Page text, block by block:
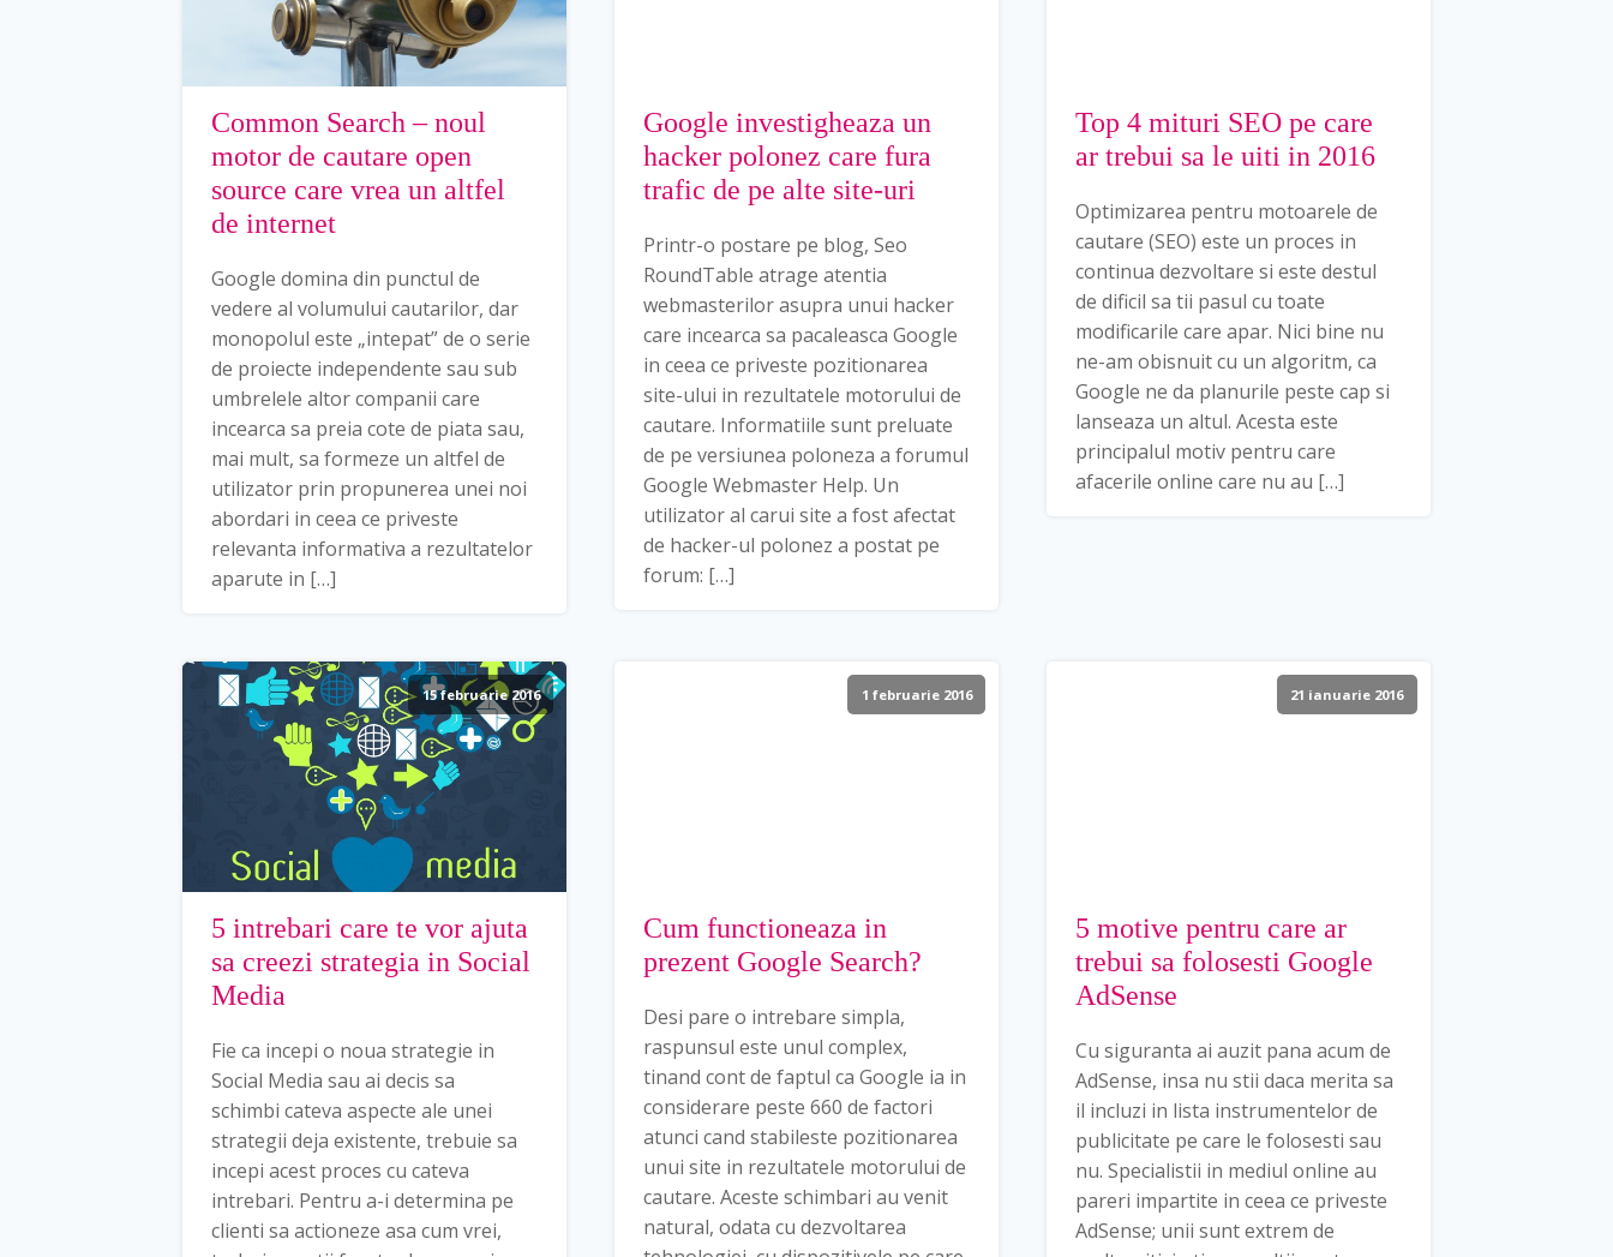
Common Search – noul
motor de cautare open
source care vrea un altfel
de internet
Google domina din punctul de
vedere al volumului cautarilor, dar
monopolul este „intepat” de o serie
de proiecte independente sau sub
umbrelele altor companii care
incearca sa preia cote de piata sau,
mai mult, sa formeze un altfel de
utilizator prin propunerea unei noi
abordari in ceea ce priveste
relevanta informativa a rezultatelor
aparute in […]
Google investigheaza un
hacker polonez care fura
trafic de pe alte site-uri
Printr-o postare pe blog, Seo
RoundTable atrage atentia
webmasterilor asupra unui hacker
care incearca sa pacaleasca Google
in ceea ce priveste pozitionarea
site-ului in rezultatele motorului de
cautare. Informatiile sunt preluate
de pe versiunea poloneza a forumul
Google Webmaster Help. Un
utilizator al carui site a fost afectat
de hacker-ul polonez a postat pe
forum: […]
Top 4 mituri SEO pe care
ar trebui sa le uiti in 2016
Optimizarea pentru motoarele de
cautare (SEO) este un proces in
continua dezvoltare si este destul
de dificil sa tii pasul cu toate
modificarile care apar. Nici bine nu
ne-am obisnuit cu un algoritm, ca
Google ne da planurile peste cap si
lanseaza un altul. Acesta este
principalul motiv pentru care
afacerile online care nu au […]
15 februarie 2016
5 intrebari care te vor ajuta
sa creezi strategia in Social
Media
Fie ca incepi o noua strategie in
Social Media sau ai decis sa
schimbi cateva aspecte ale unei
strategii deja existente, trebuie sa
incepi acest proces cu cateva
intrebari. Pentru a-i determina pe
clienti sa actioneze asa cum vrei,
1 februarie 2016
Cum functioneaza in
prezent Google Search?
Desi pare o intrebare simpla,
raspunsul este unul complex,
tinand cont de faptul ca Google ia in
considerare peste 660 de factori
atunci cand stabileste pozitionarea
unui site in rezultatele motorului de
cautare. Aceste schimbari au venit
natural, odata cu dezvoltarea
21 ianuarie 2016
5 motive pentru care ar
trebui sa folosesti Google
AdSense
Cu siguranta ai auzit pana acum de
AdSense, insa nu stii daca merita sa
il incluzi in lista instrumentelor de
publicitate pe care le folosesti sau
nu. Specialistii in mediul online au
pareri impartite in ceea ce priveste
AdSense; unii sunt extrem de